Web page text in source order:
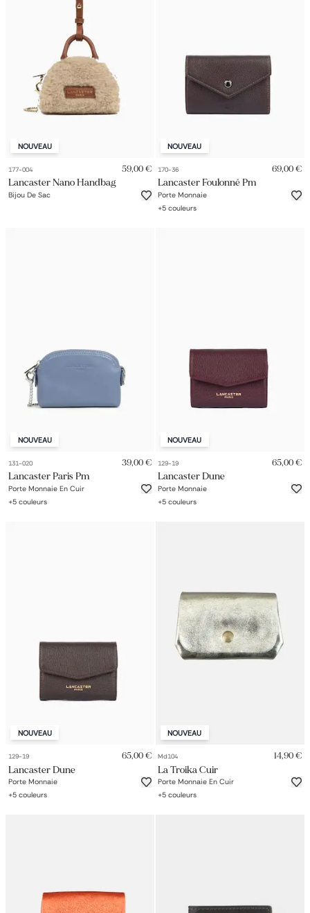
Sac de voyage
Nos conseils
Nos Marques
Nos chaussettes
NOUVEAU
177-004 59,00 €
Lancaster Nano Handbag
Bijou De Sac
NOUVEAU
170-36 69,00 €
Lancaster Foulonné Pm
Porte Monnaie
+5 couleurs
NOUVEAU
131-020 39,00 €
Lancaster Paris Pm
Porte Monnaie En Cuir
+5 couleurs
NOUVEAU
129-19 65,00 €
Lancaster Dune
Porte Monnaie
+5 couleurs
NOUVEAU
129-19 65,00 €
Lancaster Dune
Porte Monnaie
+5 couleurs
NOUVEAU
Md104 14,90 €
La Troika Cuir
Porte Monnaie En Cuir
+5 couleurs